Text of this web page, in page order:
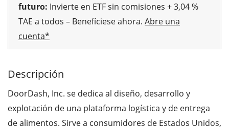
futuro: Invierte en ETF sin comisiones + 3,04 %
TAE a todos – Benefíciese ahora. Abre una
cuenta*
Descripción
DoorDash, Inc. se dedica al diseño, desarrollo y
explotación de una plataforma logística y de entrega
de alimentos. Sirve a consumidores de Estados Unidos,